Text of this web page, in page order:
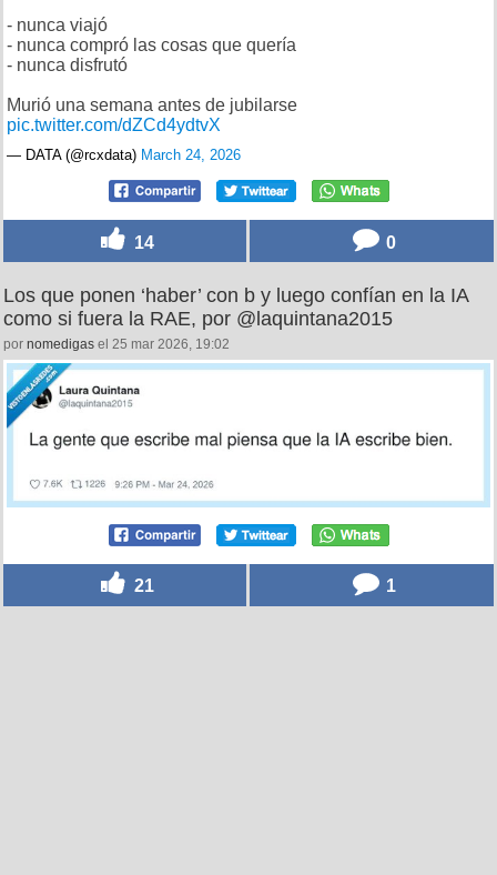
- nunca viajó
- nunca compró las cosas que quería
- nunca disfrutó
Murió una semana antes de jubilarse
pic.twitter.com/dZCd4ydtvX
— DATA (@rcxdata) March 24, 2026
14 0
Los que ponen ‘haber’ con b y luego confían en la IA
como si fuera la RAE, por @laquintana2015
por nomedigas el 25 mar 2026, 19:02
21 1